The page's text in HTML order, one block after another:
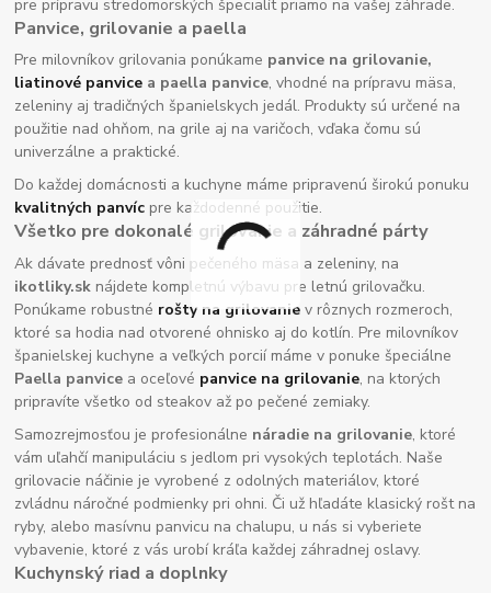
pre prípravu stredomorských špecialít priamo na vašej záhrade.
Panvice, grilovanie a paella
Pre milovníkov grilovania ponúkame panvice na grilovanie,
liatinové panvice a paella panvice, vhodné na prípravu mäsa,
zeleniny aj tradičných španielskych jedál. Produkty sú určené na
použitie nad ohňom, na grile aj na varičoch, vďaka čomu sú
univerzálne a praktické.
Do každej domácnosti a kuchyne máme pripravenú širokú ponuku
kvalitných panvíc pre každodenné použitie.
Všetko pre dokonalé grilovanie a záhradné párty
Ak dávate prednosť vôni pečeného mäsa a zeleniny, na
ikotliky.sk nájdete kompletnú výbavu pre letnú grilovačku.
Ponúkame robustné rošty na grilovanie v rôznych rozmeroch,
ktoré sa hodia nad otvorené ohnisko aj do kotlín. Pre milovníkov
španielskej kuchyne a veľkých porcií máme v ponuke špeciálne
Paella panvice a oceľové panvice na grilovanie, na ktorých
pripravíte všetko od steakov až po pečené zemiaky.
Samozrejmosťou je profesionálne náradie na grilovanie, ktoré
vám uľahčí manipuláciu s jedlom pri vysokých teplotách. Naše
grilovacie náčinie je vyrobené z odolných materiálov, ktoré
zvládnu náročné podmienky pri ohni. Či už hľadáte klasický rošt na
ryby, alebo masívnu panvicu na chalupu, u nás si vyberiete
vybavenie, ktoré z vás urobí kráľa každej záhradnej oslavy.
Kuchynský riad a doplnky